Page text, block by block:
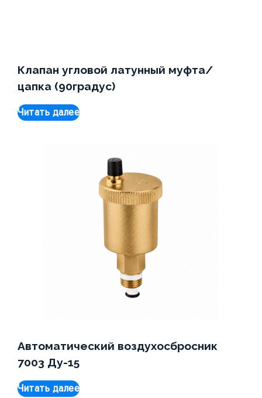
Клапан угловой латунный муфта/
цапка (90градус)
Читать далее
Автоматический воздухосбросник
7003 Ду-15
Читать далее